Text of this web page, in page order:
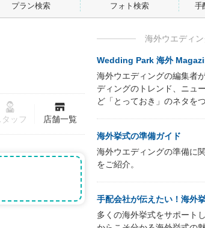
プラン検索 フォト検索 手
タッフ 店舗一覧
海外ウエディ
Wedding Park 海外
海外ウエディングの編集者
ディングのトレンド、ニュ
ど「とっておき」のネタを
海外挙式の準備ガイド
海外ウエディングの準備に
をご紹介。
手配会社が伝えたい！海外
多くの海外挙式をサポート